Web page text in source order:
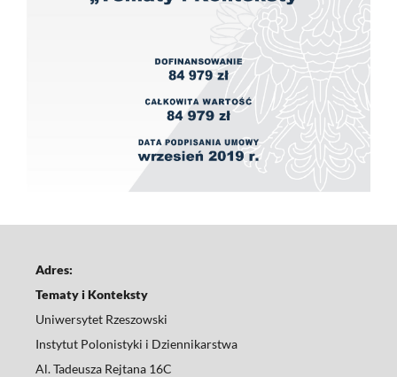
Adres:
Tematy i Konteksty
Uniwersytet Rzeszowski
Instytut Polonistyki i Dziennikarstwa
Al. Tadeusza Rejtana 16C